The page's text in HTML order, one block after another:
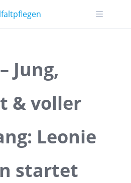
Jung,
& voller
Leonie
startet